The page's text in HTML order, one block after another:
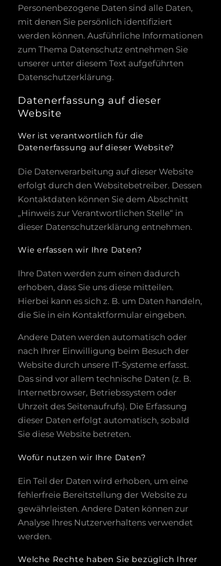
Personenbezogene Daten sind alle Daten,
mit denen Sie persönlich identifiziert
werden können. Ausführliche Informationen
zum Thema Datenschutz entnehmen Sie
unserer unter diesem Text aufgeführten
Datenschutzerklärung.
Datenerfassung auf dieser
Website
Wer ist verantwortlich für die
Datenerfassung auf dieser Website?
Die Datenverarbeitung auf dieser Website
erfolgt durch den Websitebetreiber. Dessen
Kontaktdaten können Sie dem Abschnitt
„Hinweis zur Verantwortlichen Stelle“ in
dieser Datenschutzerklärung entnehmen.
Wie erfassen wir Ihre Daten?
Ihre Daten werden zum einen dadurch
erhoben, dass Sie uns diese mitteilen.
Hierbei kann es sich z. B. um Daten handeln,
die Sie in ein Kontaktformular eingeben.
Andere Daten werden automatisch oder
nach Ihrer Einwilligung beim Besuch der
Website durch unsere IT-Systeme erfasst.
Das sind vor allem technische Daten (z. B.
Internetbrowser, Betriebssystem oder
Uhrzeit des Seitenaufrufs). Die Erfassung
dieser Daten erfolgt automatisch, sobald
Sie diese Website betreten.
Wofür nutzen wir Ihre Daten?
Ein Teil der Daten wird erhoben, um eine
fehlerfreie Bereitstellung der Website zu
gewährleisten. Andere Daten können zur
Analyse Ihres Nutzerverhaltens verwendet
werden.
Welche Rechte haben Sie bezüglich Ihrer